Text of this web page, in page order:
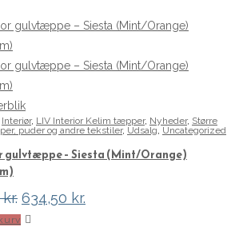
Interiør, LIV Interior Kelim tæpper, Nyheder, Større
puder og andre tekstiler, Udsalg, Uncategorized
gulvtæppe – Siesta (Mint/Orange)
kr. Den
oprindelige
pris
634,50 kr.
aktuelle